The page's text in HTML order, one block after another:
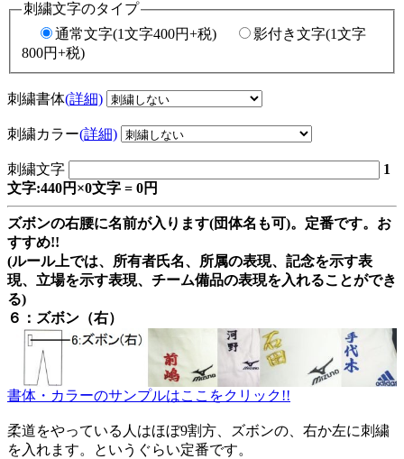
刺繍文字のタイプ
通常文字(1文字400円+税)
影付き文字(1文字
800円+税)
刺繍書体(詳細)
刺繍カラー(詳細)
刺繍文字
1
文字:440円×0文字 = 0円
ズボンの右腰に名前が入ります(団体名も可)。定番です。お
すすめ!!
(ルール上では、所有者氏名、所属の表現、記念を示す表
現、立場を示す表現、チーム備品の表現を入れることができ
る)
６：ズボン（右）
書体・カラーのサンプルはここをクリック!!
柔道をやっている人はほぼ9割方、ズボンの、右か左に刺繍
を入れます。というぐらい定番です。